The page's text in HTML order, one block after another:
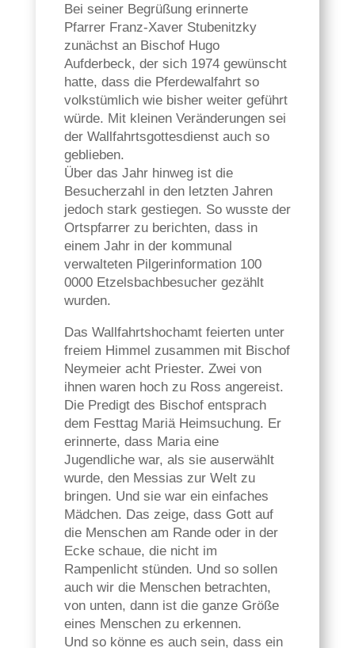
Bei seiner Begrüßung erinnerte
Pfarrer Franz-Xaver Stubenitzky
zunächst an Bischof Hugo
Aufderbeck, der sich 1974 gewünscht
hatte, dass die Pferdewalfahrt so
volkstümlich wie bisher weiter geführt
würde. Mit kleinen Veränderungen sei
der Wallfahrtsgottesdienst auch so
geblieben.
Über das Jahr hinweg ist die
Besucherzahl in den letzten Jahren
jedoch stark gestiegen. So wusste der
Ortspfarrer zu berichten, dass in
einem Jahr in der kommunal
verwalteten Pilgerinformation 100
0000 Etzelsbachbesucher gezählt
wurden.
Das Wallfahrtshochamt feierten unter
freiem Himmel zusammen mit Bischof
Neymeier acht Priester. Zwei von
ihnen waren hoch zu Ross angereist.
Die Predigt des Bischof entsprach
dem Festtag Mariä Heimsuchung. Er
erinnerte, dass Maria eine
Jugendliche war, als sie auserwählt
wurde, den Messias zur Welt zu
bringen. Und sie war ein einfaches
Mädchen. Das zeige, dass Gott auf
die Menschen am Rande oder in der
Ecke schaue, die nicht im
Rampenlicht stünden. Und so sollen
auch wir die Menschen betrachten,
von unten, dann ist die ganze Größe
eines Menschen zu erkennen.
Und so könne es auch sein, dass ein